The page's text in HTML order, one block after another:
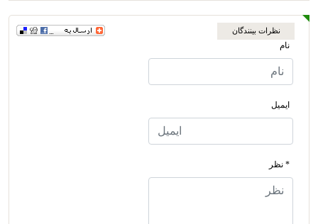
نظرات بینندگان
نام
ایمیل
* نظر